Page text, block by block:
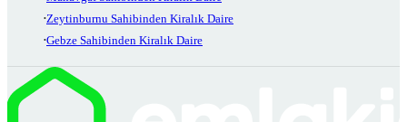
Zeytinburnu Sahibinden Kiralık Daire
Gebze Sahibinden Kiralık Daire